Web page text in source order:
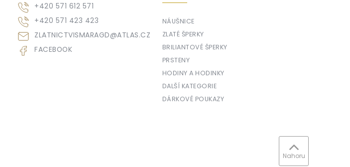
ZLATNICTVISMARAGD@ATLAS.CZ
+420 571 612 571
+420 571 423 423
FACEBOOK
NÁUŠNICE
ZLATÉ ŠPERKY
BRILIANTOVÉ ŠPERKY
PRSTENY
HODINY A HODINKY
DALŠÍ KATEGORIE
DÁRKOVÉ POUKAZY
Nahoru